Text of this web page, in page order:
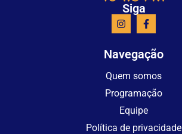
Siga
Navegação
Quem somos
Programação
Equipe
Política de privacidade